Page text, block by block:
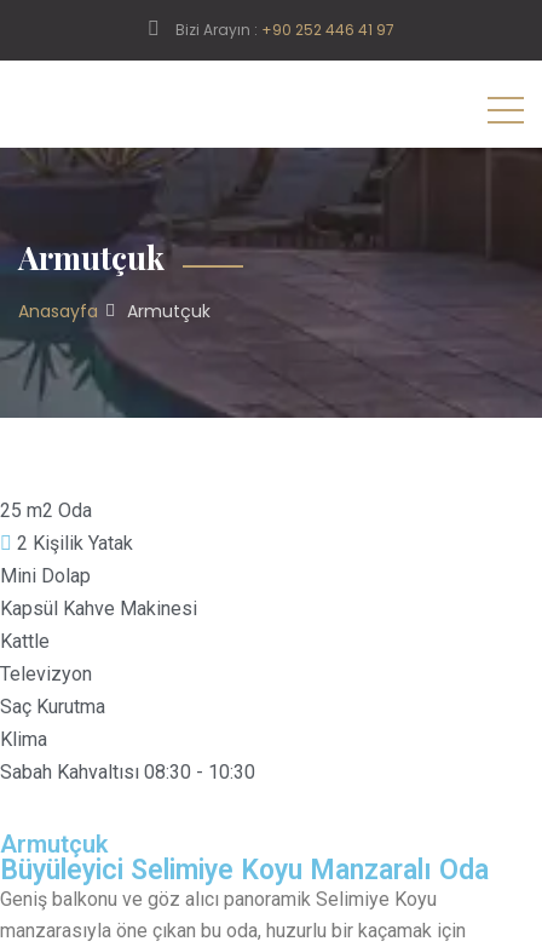
Bizi Arayın : +90 252 446 41 97
Armutçuk
Anasayfa Armutçuk
25 m2 Oda
2 Kişilik Yatak
Mini Dolap
Kapsül Kahve Makinesi
Kattle
Televizyon
Saç Kurutma
Klima
Sabah Kahvaltısı 08:30 - 10:30
Armutçuk
Büyüleyici Selimiye Koyu Manzaralı Oda
Geniş balkonu ve göz alıcı panoramik Selimiye Koyu
manzarasıyla öne çıkan bu oda, huzurlu bir kaçamak için